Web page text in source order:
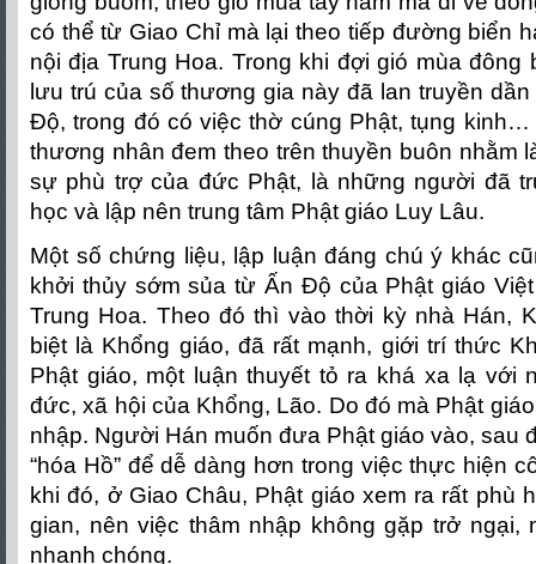
có thể từ Giao Chỉ mà lại theo tiếp đường biển
nội địa Trung Hoa. Trong khi đợi gió mùa
lưu trú của số thương gia này đã lan truyền
Độ, trong đó có việc thờ cúng Phật, tụng
thương nhân đem theo trên thuyền buôn nhằm
sự phù trợ của đức Phật, là những người đã
học và lập nên trung tâm Phật giáo Luy Lâu.
Một số chứng liệu, lập luận đáng chú ý khác
khởi thủy sớm sủa từ Ấn Độ của Phật giáo
Trung Hoa. Theo đó thì vào thời kỳ nhà Hán,
biệt là Khổng giáo, đã rất mạnh, giới trí thức
Phật giáo, một luận thuyết tỏ ra khá xa lạ với
đức, xã hội của Khổng, Lão. Do đó mà Phật
nhập. Người Hán muốn đưa Phật giáo vào, sau
“hóa Hồ” để dễ dàng hơn trong việc thực hiện
khi đó, ở Giao Châu, Phật giáo xem ra rất phù
gian, nên việc thâm nhập không gặp trở ngại,
nhanh chóng.